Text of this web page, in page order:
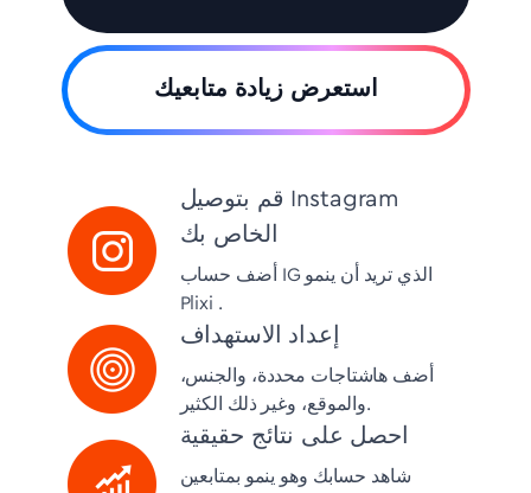
استعرض زيادة متابعيك
قم بتوصيل Instagram
الخاص بك
أضف حساب IG الذي تريد أن ينمو
Plixi .
إعداد الاستهداف
أضف هاشتاجات محددة، والجنس،
والموقع، وغير ذلك الكثير.
احصل على نتائج حقيقية
شاهد حسابك وهو ينمو بمتابعين